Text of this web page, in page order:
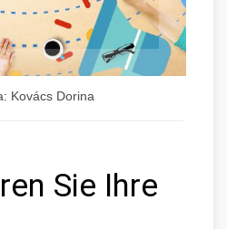
Kovács Dorina
Sie Ihre